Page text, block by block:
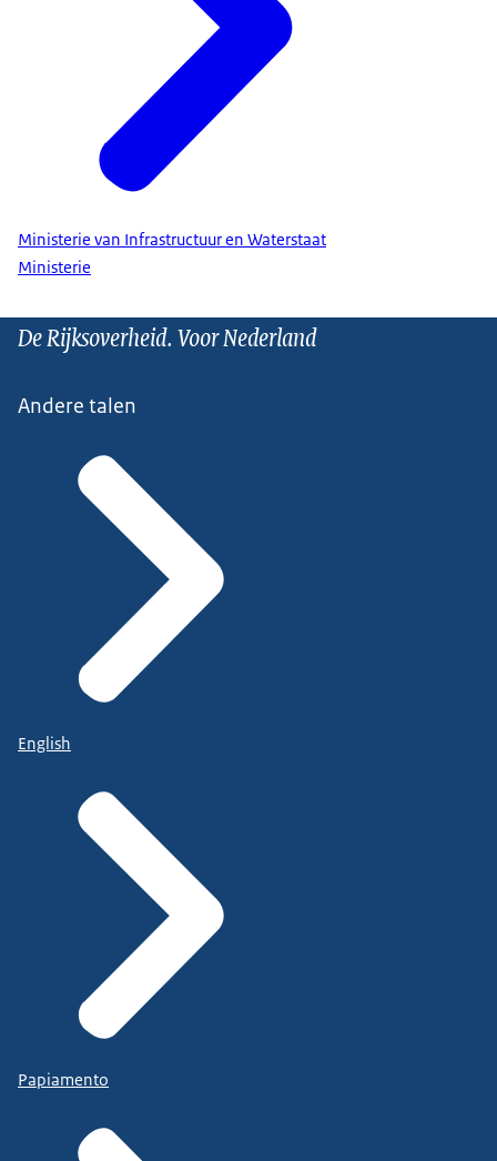
Ministerie van Infrastructuur en Waterstaat
Ministerie
De Rijksoverheid. Voor Nederland
Andere talen
English
Papiamento